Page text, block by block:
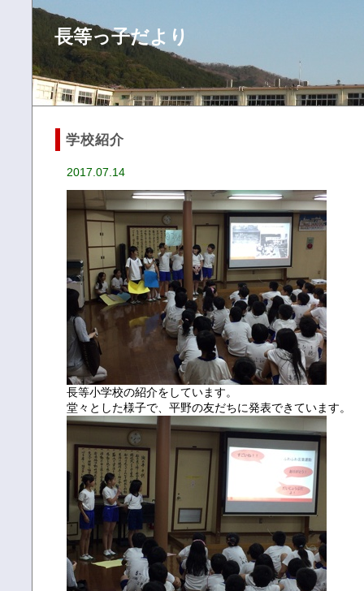
長等っ子だより
学校紹介
2017.07.14
長等小学校の紹介をしています。
堂々とした様子で、平野の友だちに発表できています。